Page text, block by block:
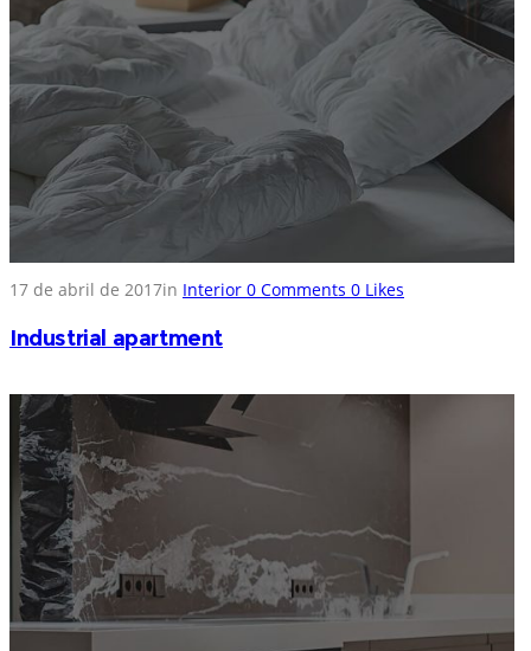
17 de abril de 2017in Interior 0 Comments 0 Likes
Industrial apartment